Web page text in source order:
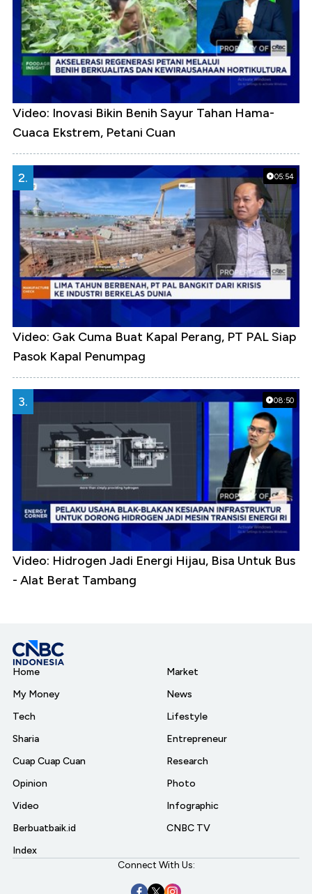
Video: Inovasi Bikin Benih Sayur Tahan Hama-
Cuaca Ekstrem, Petani Cuan
05:54
2.
Video: Gak Cuma Buat Kapal Perang, PT PAL Siap
Pasok Kapal Penumpag
08:50
3.
Video: Hidrogen Jadi Energi Hijau, Bisa Untuk Bus
- Alat Berat Tambang
Home
My Money
Tech
Sharia
Cuap Cuap Cuan
Opinion
Video
Berbuatbaik.id
Index
Market
News
Lifestyle
Entrepreneur
Research
Photo
Infographic
CNBC TV
Connect With Us: